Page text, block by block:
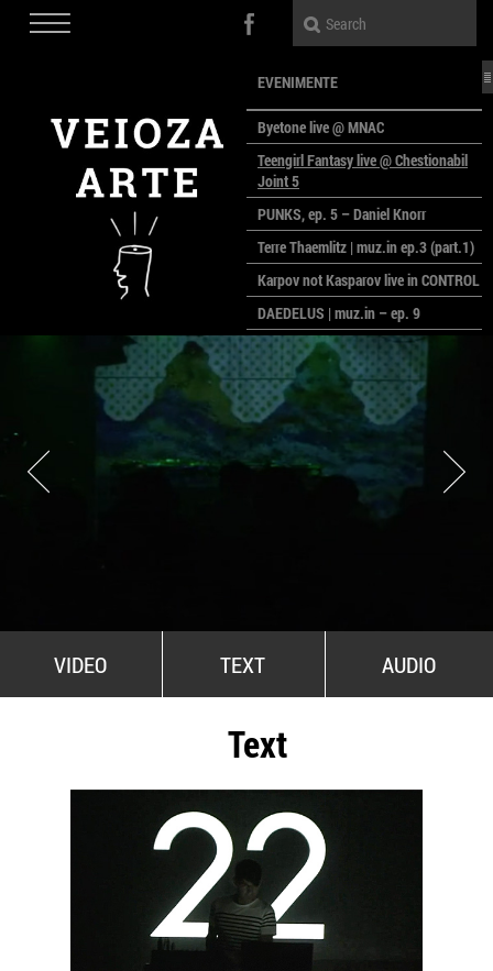
EVENIMENTE
Byetone live @ MNAC
Teengirl Fantasy live @ Chestionabil
Joint 5
PUNKS, ep. 5 – Daniel Knorr
Terre Thaemlitz | muz.in ep.3 (part.1)
Karpov not Kasparov live in CONTROL
DAEDELUS | muz.in – ep. 9
LALELE, LALELE – prima premieră a
anului la MACAZ
CinePOLSKA – filme poloneze la
București
PEOPLE OF ROMANIA se lansează la
galeria Simeza
All Stars For Outernational
VIDEO TEXT AUDIO
Text